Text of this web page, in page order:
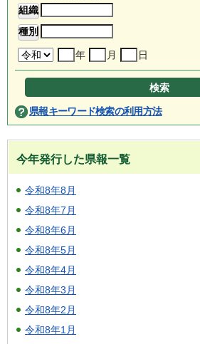
年 月 日
県報キーワード検索の利用方法
今年発行した県報一覧
令和8年8月
令和8年7月
令和8年6月
令和8年5月
令和8年4月
令和8年3月
令和8年2月
令和8年1月